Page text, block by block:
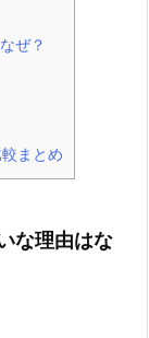
ぜ？
まとめ
な理由はな